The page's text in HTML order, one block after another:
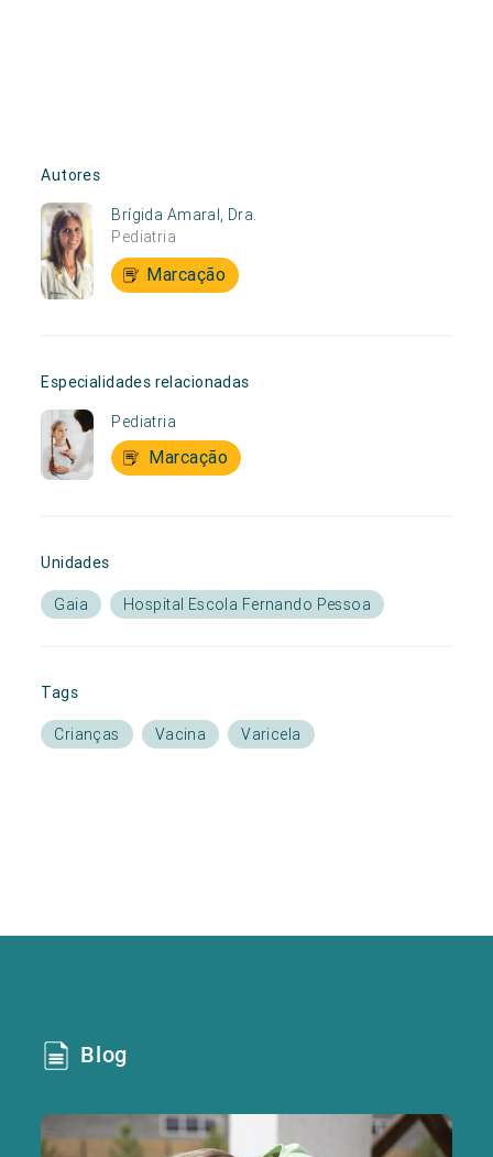
Autores
Brígida Amaral, Dra.
Pediatria
Marcação
Especialidades relacionadas
Pediatria
Marcação
Unidades
Gaia Hospital Escola Fernando Pessoa
Tags
Crianças Vacina Varicela
Blog